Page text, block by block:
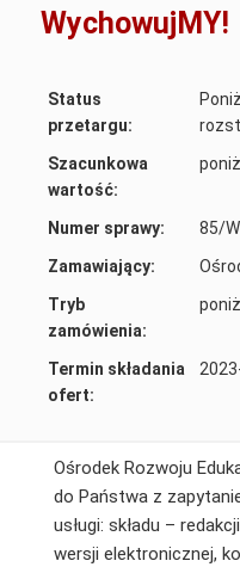
WychowujMY!
Status
przetargu:
Szacunkowa
wartość:
Numer sprawy:
85/
Zamawiający:
Tryb
zamówienia:
Termin składania
ofert:
Ośrodek Rozwoju
do Państwa z
usługi: składu –
wersji elektronicznej,